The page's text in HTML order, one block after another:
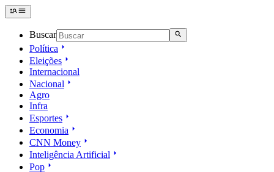
Buscar
Política
Eleições
Internacional
Nacional
Agro
Infra
Esportes
Economia
CNN Money
Inteligência Artificial
Pop